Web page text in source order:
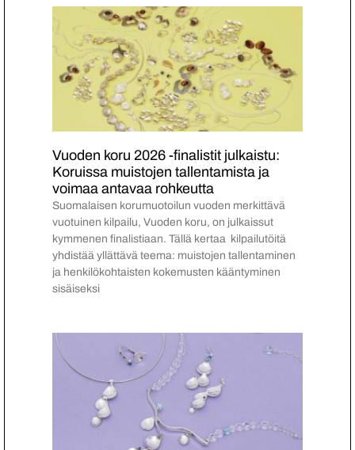
Vuoden koru 2026 -finalistit julkaistu:
Koruissa muistojen tallentamista ja
voimaa antavaa rohkeutta
Suomalaisen korumuotoilun vuoden merkittävä
vuotuinen kilpailu, Vuoden koru, on julkaissut
kymmenen finalistiaan. Tällä kertaa kilpailutöitä
yhdistää yllättävä teema: muistojen tallentaminen
ja henkilökohtaisten kokemusten kääntyminen
sisäiseksi